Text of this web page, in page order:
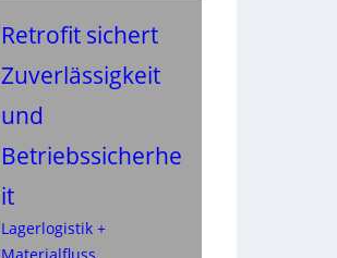
Retrofit sichert
Zuverlässigkeit
und
Betriebssicherhe
it
Lagerlogistik +